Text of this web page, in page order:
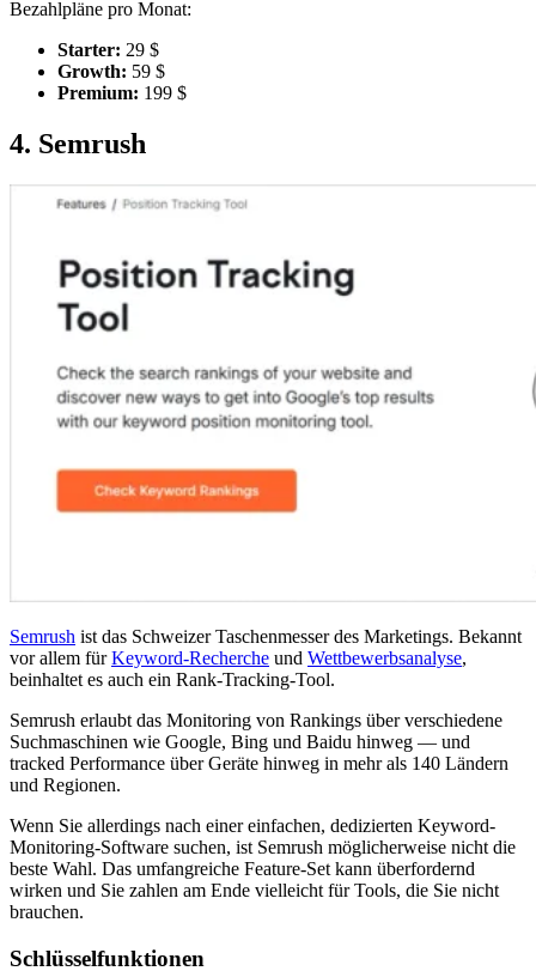
Bezahlpläne pro Monat:
Starter: 29 $
Growth: 59 $
Premium: 199 $
4. Semrush
Semrush ist das Schweizer Taschenmesser des Marketings. Bekannt
vor allem fürKeyword-Recherche und Wettbewerbsanalyse,
beinhaltet es auch ein Rank-Tracking-Tool.
Semrush erlaubt das Monitoring von Rankings über verschiedene
Suchmaschinen wie Google, Bing und Baidu hinweg — und
tracked Performance über Geräte hinweg in mehr als 140 Ländern
und Regionen.
Wenn Sie allerdings nach einer einfachen, dedizierten Keyword-
Monitoring-Software suchen, ist Semrush möglicherweise nicht die
beste Wahl. Das umfangreiche Feature-Set kann überfordernd
wirken und Sie zahlen am Ende vielleicht für Tools, die Sie nicht
brauchen.
Schlüsselfunktionen